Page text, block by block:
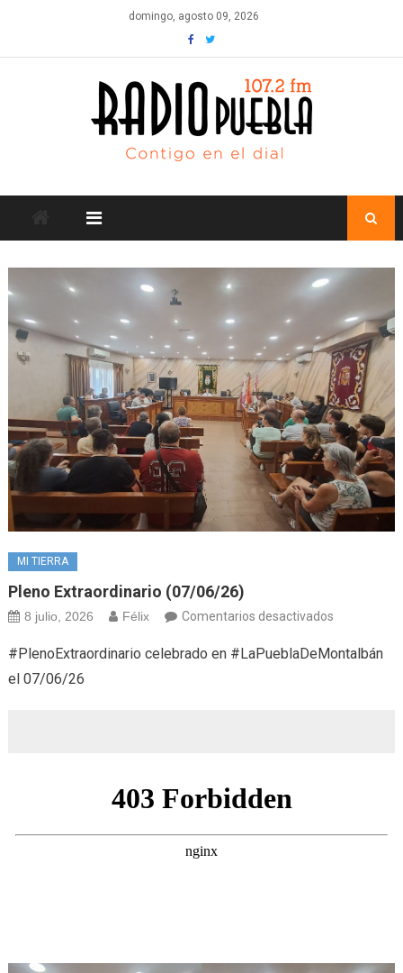
content
domingo, agosto 09, 2026
MI TIERRA
Pleno Extraordinario (07/06/26)
8 julio, 2026 Félix Comentarios desactivadosen
#PlenoExtraordinario celebrado en #LaPueblaDeMontalbán
el 07/06/26